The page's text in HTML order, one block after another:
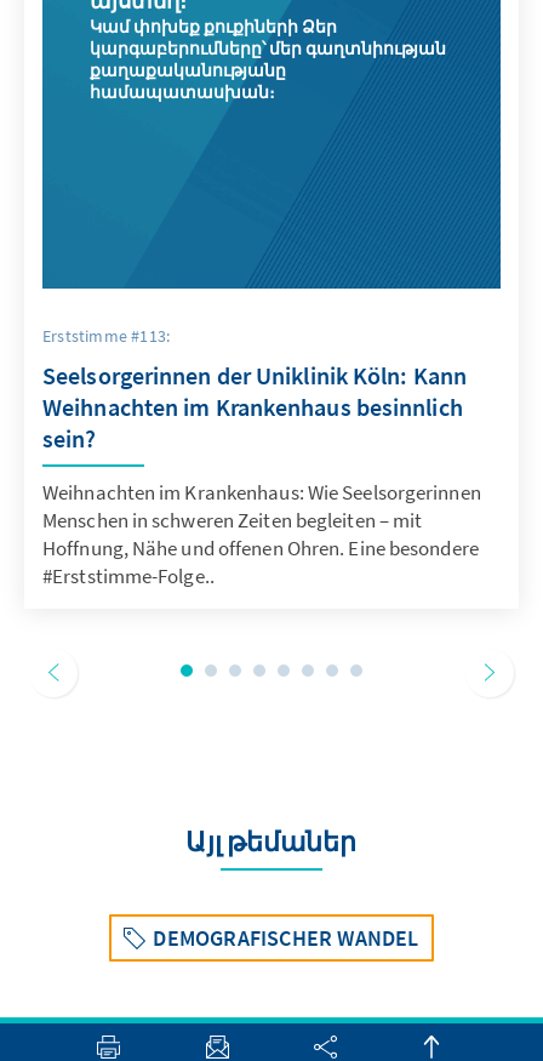
Կամ փոխեք քուքիների Ձեր
կարգաբերումները՝ մեր գաղտնիության
քաղաքականությանը
համապատասխան։
Erststimme #113:
Seelsorgerinnen der Uniklinik Köln: Kann
Weihnachten im Krankenhaus besinnlich
sein?
Weihnachten im Krankenhaus: Wie Seelsorgerinnen
Menschen in schweren Zeiten begleiten – mit
Hoffnung, Nähe und offenen Ohren. Eine besondere
#Erststimme-Folge..
Այլ թեմաներ
DEMOGRAFISCHER WANDEL